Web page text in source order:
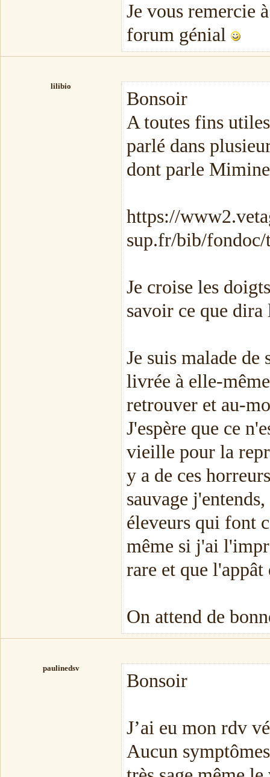
Je vous remercie
forum génial
lilibio
Bonsoir
A toutes fins
parlé dans
dont parle
https://
sup.fr/bib/
Je croise les
savoir ce que
Je suis malade de
livrée à elle-
retrouver et au-
J'espère que ce
vieille pour la
y a de ces
sauvage
éleveurs qui font
même si j'ai
rare et que
On attend de
paulinedsv
Bonsoir
J’ai eu mon rdv
Aucun